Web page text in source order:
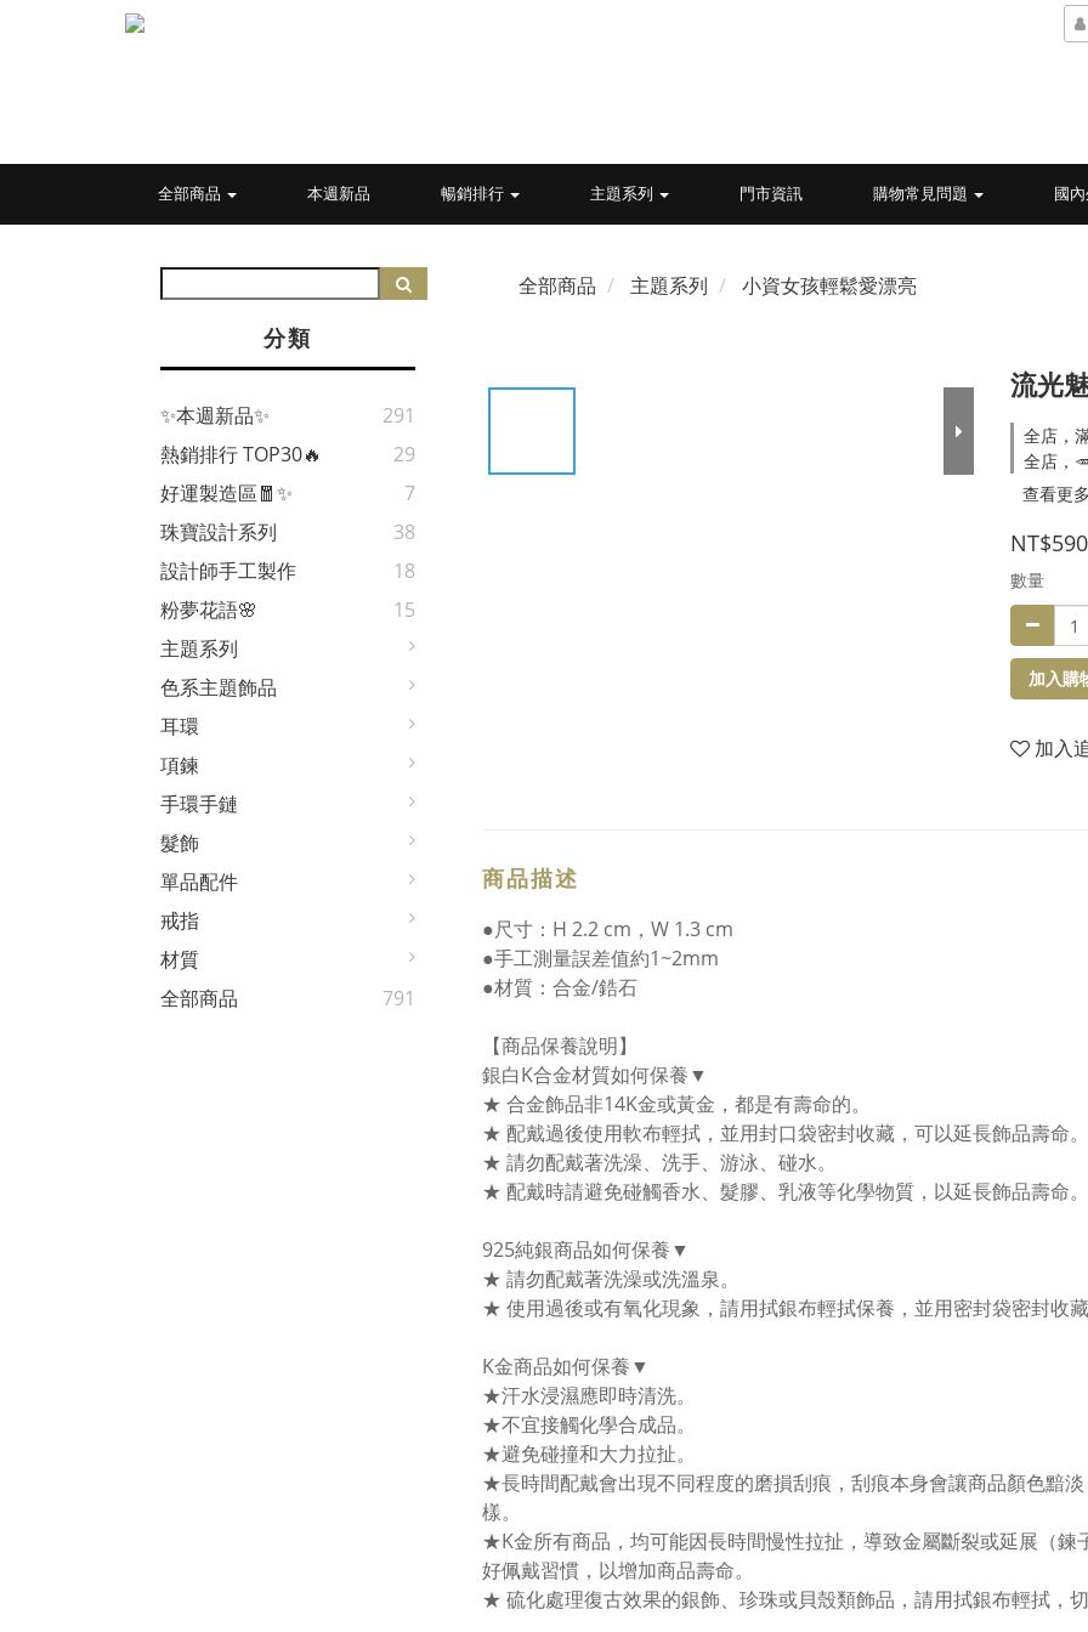
全部商品 本週新品 暢銷排行 主題系列 門市資訊 購物常見問題 國
分類
✨本週新品✨
291
熱銷排行 TOP30🔥
29
好運製造區🧧✨
7
珠寶設計系列
38
設計師手工製作
18
粉夢花語🌸
15
主題系列
色系主題飾品
耳環
項鍊
手環手鏈
髮飾
單品配件
戒指
材質
全部商品
791
全部商品 主題系列 小資女孩輕鬆愛漂亮
流光
全店，
全店，
查看更多
NT$590
數量
加入購
加入
商品描述
●尺寸：H 2.2 cm，W 1.3 cm
●手工測量誤差值約1~2mm
●材質：合金/鋯石
【商品保養說明】
銀白K合金材質如何保養▼
★ 合金飾品非14K金或黃金，都是有壽命的。
★ 配戴過後使用軟布輕拭，並用封口袋密封收藏，可以延長飾品壽命
★ 請勿配戴著洗澡、洗手、游泳、碰水。
★ 配戴時請避免碰觸香水、髮膠、乳液等化學物質，以延長飾品壽命。
925純銀商品如何保養▼
★ 請勿配戴著洗澡或洗溫泉。
★ 使用過後或有氧化現象，請用拭銀布輕拭保養，並用密封袋密封收藏
K金商品如何保養▼
★汗水浸濕應即時清洗。
★不宜接觸化學合成品。
★避免碰撞和大力拉扯。
★長時間配戴會出現不同程度的磨損刮痕，刮痕本身會讓商品顏色黯
樣。
★K金所有商品，均可能因長時間慢性拉扯，導致金屬斷裂或延展（鍊
好佩戴習慣，以增加商品壽命。
★ 硫化處理復古效果的銀飾、珍珠或貝殼類飾品，請用拭銀布輕拭，切